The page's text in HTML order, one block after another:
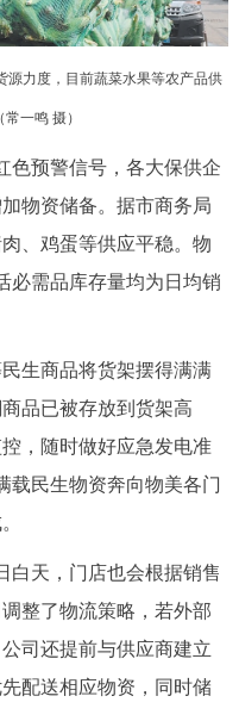
部门服务
图说互动
视频北京
源力度，目前蔬菜水果等农产品供
一鸣 摄）
预警信号，各大保供企
物资储备。据市商务局
、鸡蛋等供应平稳。物
必需品库存量均为日均销
生商品将货架摆得满满
品已被存放到货架高
，随时做好应急发电准
载民生物资奔向物美各门
天，门店也会根据销售
整了物流策略，若外部
司还提前与供应商建立
配送相应物资，同时储